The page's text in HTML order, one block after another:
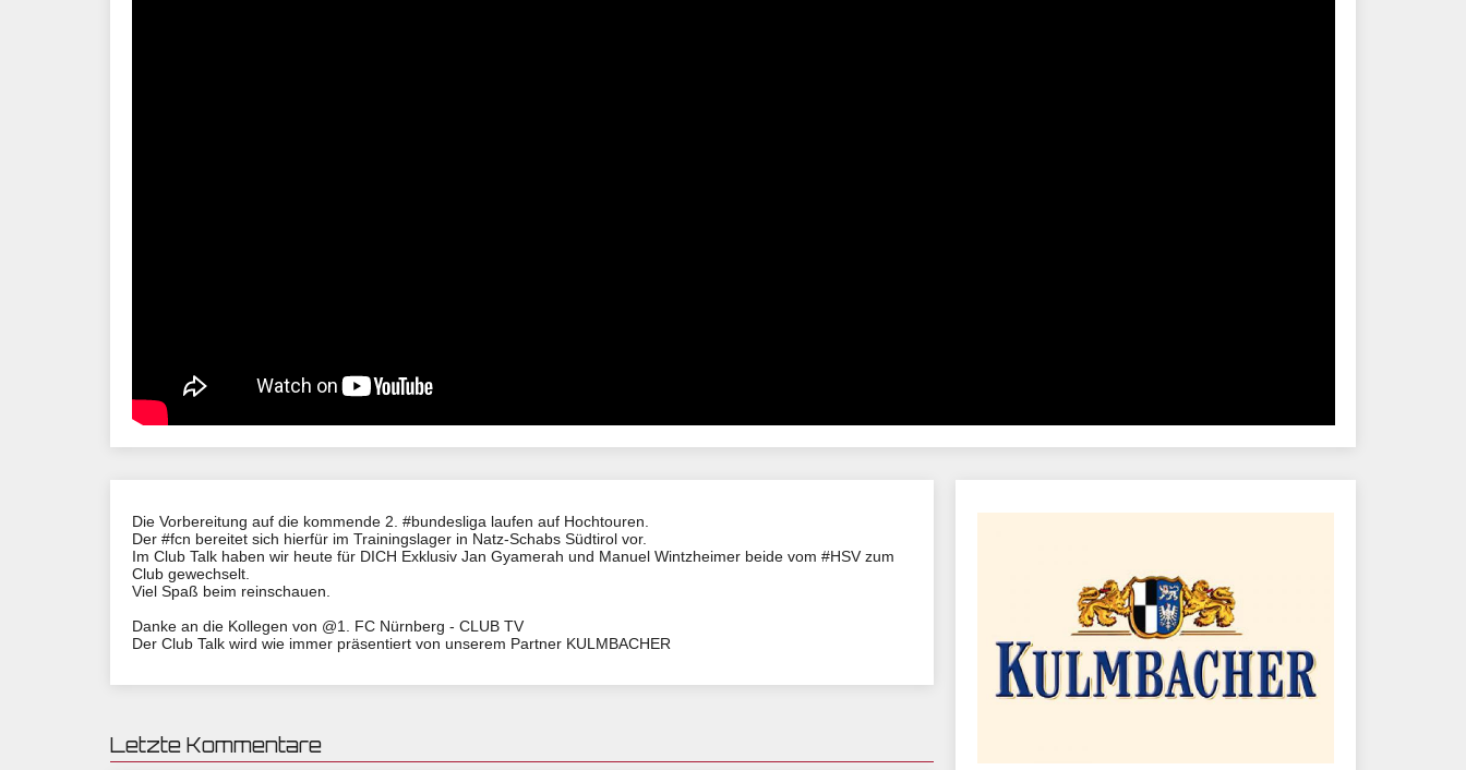
Die Vorbereitung auf die kommende 2. #bundesliga laufen auf Hochtouren.
Der #fcn bereitet sich hierfür im Trainingslager in Natz-Schabs Südtirol vor.
Im Club Talk haben wir heute für DICH Exklusiv Jan Gyamerah und Manuel Wintzheimer beide vom #HSV zum
Club gewechselt.
Viel Spaß beim reinschauen.
Danke an die Kollegen von @1. FC Nürnberg - CLUB TV
Der Club Talk wird wie immer präsentiert von unserem Partner KULMBACHER
Letzte Kommentare